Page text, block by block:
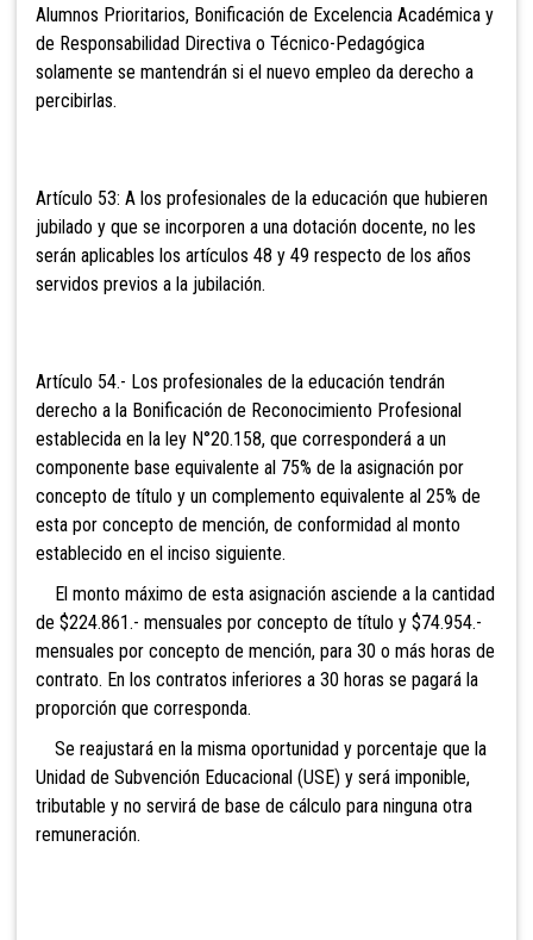
Alumnos Prioritarios, Bonificación de Excelencia Académica y
de Responsabilidad Directiva o Técnico-Pedagógica
solamente se mantendrán si el nuevo empleo da derecho a
percibirlas.
Artículo 53: A los profesionales de la educación que hubieren
jubilado y que se incorporen a una dotación docente, no les
serán aplicables los artículos 48 y 49 respecto de los años
servidos previos a la jubilación.
Artículo 54.- Los profesionales de la educación tendrán
derecho a la Bonificación de Reconocimiento Profesional
establecida en la ley N°20.158, que corresponderá a un
componente base equivalente al 75% de la asignación por
concepto de título y un complemento equivalente al 25% de
esta por concepto de mención, de conformidad al monto
establecido en el inciso siguiente.
El monto máximo de esta asignación asciende a la cantidad
de $224.861.- mensuales por concepto de título y $74.954.-
mensuales por concepto de mención, para 30 o más horas de
contrato. En los contratos inferiores a 30 horas se pagará la
proporción que corresponda.
Se reajustará en la misma oportunidad y porcentaje que la
Unidad de Subvención Educacional (USE) y será imponible,
tributable y no servirá de base de cálculo para ninguna otra
remuneración.